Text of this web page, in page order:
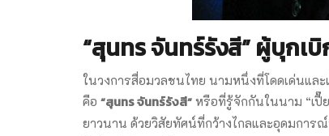
“สุนทร จันทร์รังสี” ผู้บุก
ในวงการสื่อมวลชนไทย นามหนึ่งที่โดดเด่นแล
คือ “สุนทร จันทร์รังสี” หรือที่รู้จักกันในนาม “เปี๊
ยาวนาน ด้วยวิสัยทัศน์ที่กว้างไกลและอุดมการ